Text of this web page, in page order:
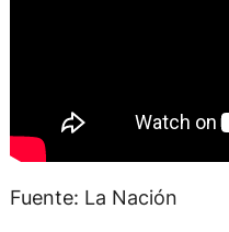
Fuente: La Nación